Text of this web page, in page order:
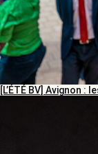
[L’ÉTÉ BV] Avignon